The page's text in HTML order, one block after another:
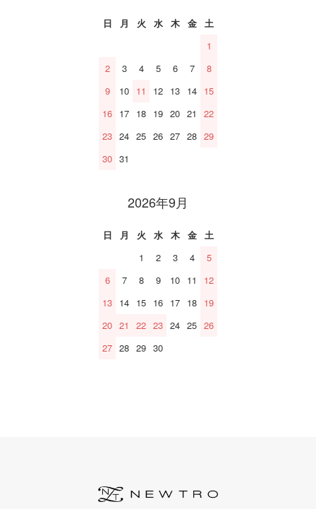
日 月 火 水 木 金
土
1
2
3 4 5 6 7
8
9
10 11 12 13 14 15
16 17 18 19 20 21
22
23 24 25 26 27 28 29
30 31
2026年9月
日 月 火 水 木 金
土
1
2 3 4
5
6
7 8 9 10 11
12
13 14 15 16 17 18 19
20 21 22 23 24 25 26
27 28 29 30